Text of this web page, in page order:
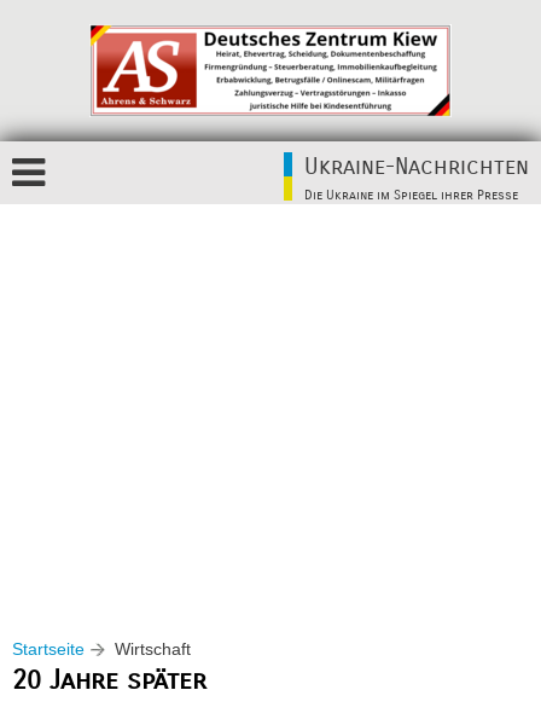
Ukraine-Nachrichten
Die Ukraine im Spiegel ihrer Presse
Startseite Wirtschaft
20 Jahre später